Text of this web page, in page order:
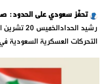
تحفّز سعودي على الحدود:
التحركات العسكرية السعودية